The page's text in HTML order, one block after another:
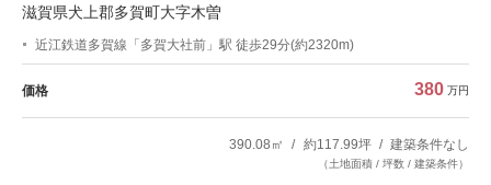
滋賀県犬上郡多賀町大字木曽
近江鉄道多賀線「多賀大社前」駅 徒歩29分(約2320m)
価格 380 万円
390.08㎡ 約117.99坪 建築条件なし
（土地面積 / 坪数 / 建築条件）